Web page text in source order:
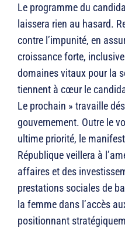
Le programme du
laissera rien au hasard.
contre l’impunité, en
croissance forte,
domaines vitaux pour la
tiennent à cœur le
Le prochain » travaille
gouvernement. Outre le
ultime priorité, le
République veillera à
affaires et des
prestations sociales de
la femme dans l’accès
positionnant